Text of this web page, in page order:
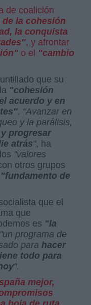
de coalición
la cohesión
la conquista
, y afrontar
o el "cambio
que su
"cohesión
acuerdo y en
. "Avanzar en
y la parálisis,
progresar
atrás", ha
"valores
otros grupos
"fundamento de
que el
que
es "la
"un programa de
para hacer
todo para
".
mejor,